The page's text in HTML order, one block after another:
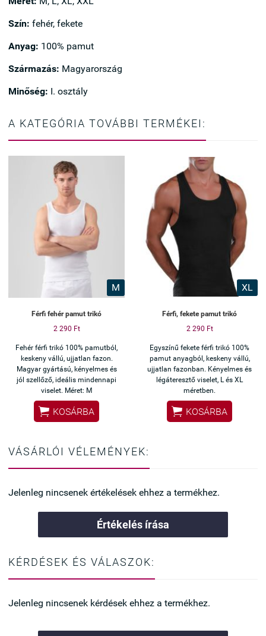
Szín: fehér, fekete
Anyag: 100% pamut
Származás: Magyarország
Minőség: I. osztály
A KATEGÓRIA TOVÁBBI TERMÉKEI:
M
Férfi fehér pamut trikó
2 290 Ft
Fehér férfi trikó 100% pamutból,
keskeny vállú, ujjatlan fazon.
Magyar gyártású, kényelmes és
jól szellőző, ideális mindennapi
viselet. Méret: M
 KOSÁRBA
XL
Férfi, fekete pamut trikó
2 290 Ft
Egyszínű fekete férfi trikó 100%
pamut anyagból, keskeny vállú,
ujjatlan fazonban. Kényelmes és
légáteresztő viselet, L és XL
méretben.
 KOSÁRBA
VÁSÁRLÓI VÉLEMÉNYEK:
Jelenleg nincsenek értékelések ehhez a termékhez.
Értékelés írása
KÉRDÉSEK ÉS VÁLASZOK:
Jelenleg nincsenek kérdések ehhez a termékhez.